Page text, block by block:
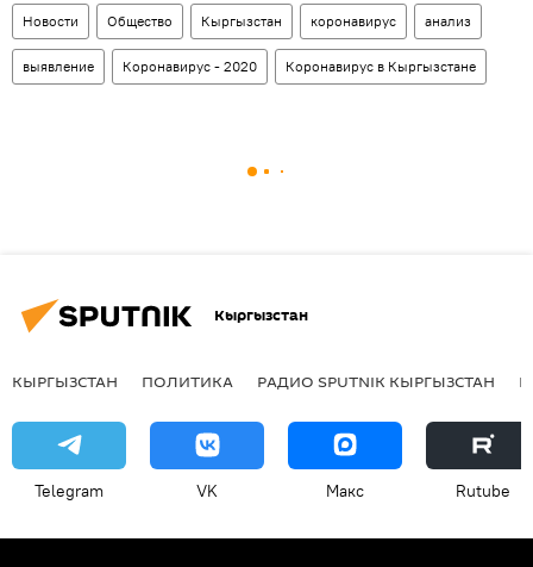
Новости Общество Кыргызстан коронавирус анализ
выявление Коронавирус - 2020 Коронавирус в Кыргызстане
Кыргызстан
КЫРГЫЗСТАН ПОЛИТИКА РАДИО SPUTNIK КЫРГЫЗСТАН
Telegram VK Макс Rutube